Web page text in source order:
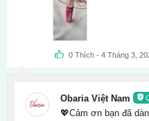
0 Thích -4 Tháng 3,
Obaria Việt Nam
💖Cảm ơn bạn đã